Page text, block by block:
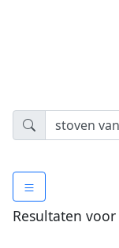
Resultaten voor